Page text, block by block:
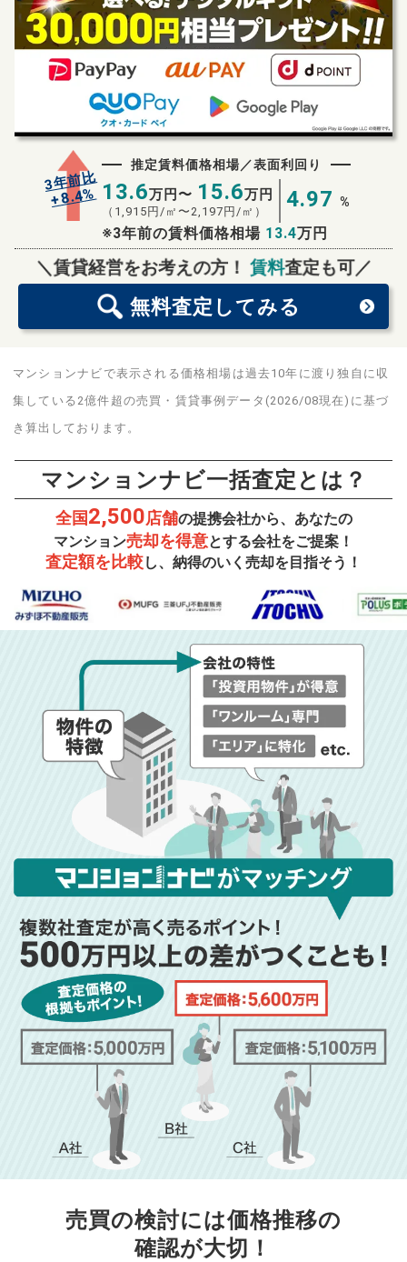
3年前比
+8.4%
推定賃料価格相場／表面利回り
13.6万円〜 15.6万円
（ 1,915 円/㎡〜2,197 円/㎡） 4.97 %
※3年前の賃料価格相場 13.4万円
＼賃貸経営をお考えの方！賃料査定も可／
無料査定 してみる
無料査定スタート！
マンションナビで表示される価格相場は過去10年に渡り独自に収
集している2億件超の売買・賃貸事例データ(2026/08現在)に基づ
き算出しております。
マンションナビ一括査定とは？
全国2,500店舗の提携会社から、あなたの
マンション売却を得意とする会社をご提案！
査定額を比較し、納得のいく売却を目指そう！
売買の検討には価格推移の
確認が大切！